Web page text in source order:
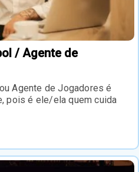
/ Agente de
Agente de Jogadores é
pois é ele/ela quem cuida